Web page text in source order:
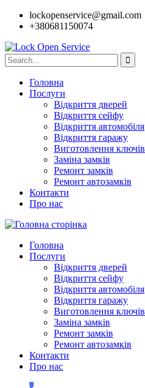
lockopenservice@gmail.com
+380681150074
Головна
Послуги
Відкриття дверей
Відкриття сейфу
Відкриття автомобіля
Відкриття гаражу
Виготовлення ключів
Заміна замків
Ремонт замків
Ремонт автозамків
Контакти
Про нас
Головна
Послуги
Відкриття дверей
Відкриття сейфу
Відкриття автомобіля
Відкриття гаражу
Виготовлення ключів
Заміна замків
Ремонт замків
Ремонт автозамків
Контакти
Про нас